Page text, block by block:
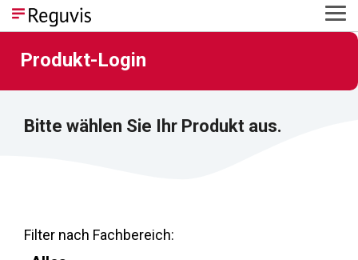
Skip
the
main
content.
Produkt-Login
Bitte wählen Sie Ihr Produkt aus.
Filter nach Fachbereich: